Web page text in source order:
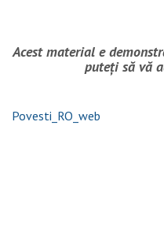
Acest material e
puteți să vă
Povesti_RO_web